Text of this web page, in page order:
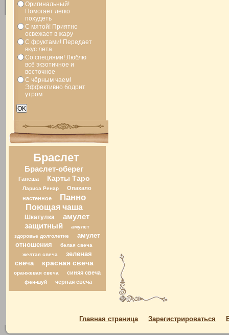
Оригинальный!
Помогает легко
похудеть
С мятой! Приятно
освежает в жару
С фруктами! Передает
вкус лета
Со специями! Люблю
всё экзотичное и
восточное
С чёрным чаем!
Эффективно бодрит
утром
Браслет
Браслет-оберег
Ганеша Карты Таро
Лариса Ренар
Опахало
настенное
Панно
Поющая чаша
Шкатулка
амулет
защитный
амулет
здоровье долголетие
амулет
отношения
белая свеча
желтая свеча
зеленая
свеча
красная свеча
оранжевая свеча синяя свеча
фен-шуй черная свеча
Главная страница Зарегистрироваться